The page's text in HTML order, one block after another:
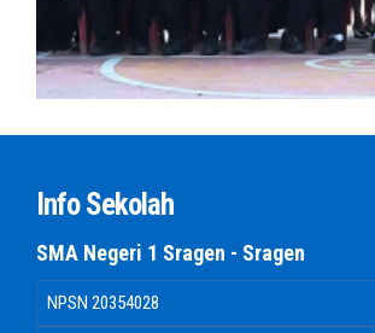
Info Sekolah
SMA Negeri 1 Sragen - Sragen
NPSN 20354028